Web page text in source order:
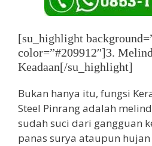
[su_highlight
color=”#209912″]3.
Keadaan[/su_highlight]
Bukan hanya itu, fungsi
Steel Pinrang adalah
sudah suci dari gangguan
panas surya ataupun